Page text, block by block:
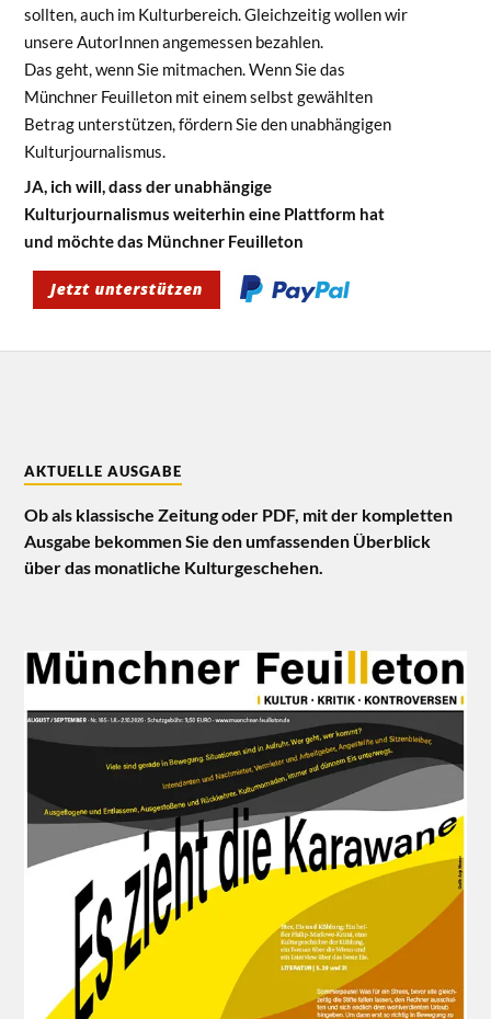
sollten, auch im Kulturbereich. Gleichzeitig wollen wir
unsere AutorInnen angemessen bezahlen.
Das geht, wenn Sie mitmachen. Wenn Sie das
Münchner Feuilleton mit einem selbst gewählten
Betrag unterstützen, fördern Sie den unabhängigen
Kulturjournalismus.
JA, ich will, dass der unabhängige
Kulturjournalismus weiterhin eine Plattform hat
und möchte das Münchner Feuilleton
AKTUELLE AUSGABE
Ob als klassische Zeitung oder PDF, mit der kompletten
Ausgabe bekommen Sie den umfassenden Überblick
über das monatliche Kulturgeschehen.